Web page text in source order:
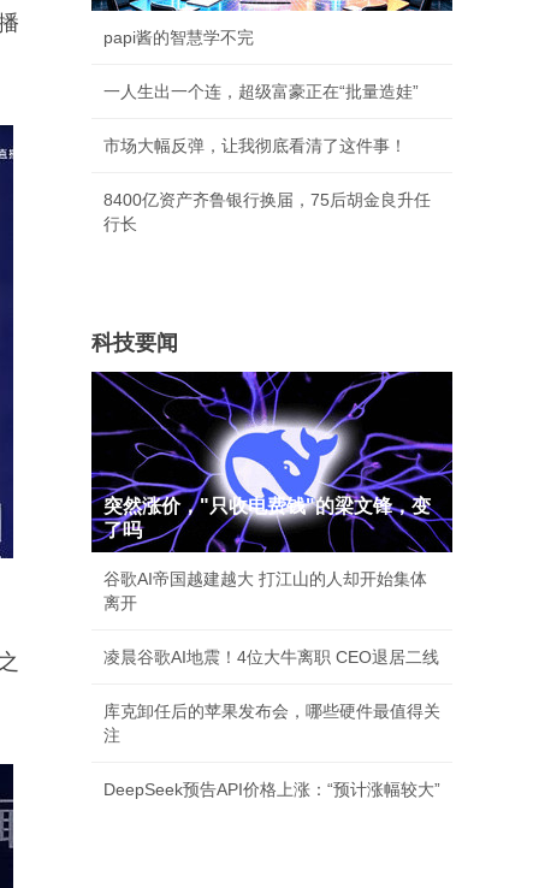
papi酱的智慧学不完
一人生出一个连，超级富豪正在“批量造娃”
市场大幅反弹，让我彻底看清了这件事！
8400亿资产齐鲁银行换届，75后胡金良升任
行长
科技要闻
突然涨价，"只收电费钱"的梁文锋，变
了吗
谷歌AI帝国越建越大 打江山的人却开始集体
离开
凌晨谷歌AI地震！4位大牛离职 CEO退居二线
库克卸任后的苹果发布会，哪些硬件最值得关
注
DeepSeek预告API价格上涨：“预计涨幅较大”